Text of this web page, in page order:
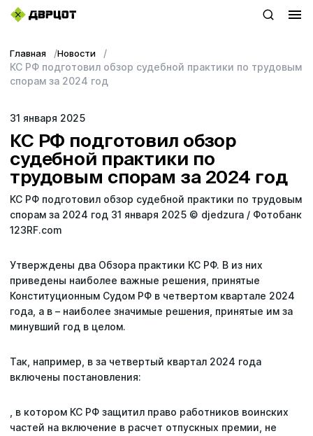
+7 (423) 22–44–333
Услуги
О компании
Топ-проекты
Новости
Репутация
Сотрудничество с ДВРЦОТ
Главная Новости
КС РФ подготовил обзор судебной практики по трудовым
спорам за 2024 год
31 января 2025
КС РФ подготовил обзор
судебной практики по
трудовым спорам за 2024 год
КС РФ подготовил обзор судебной практики по трудовым
спорам за 2024 год 31 января 2025 © djedzura / Фотобанк
123RF.com
Утверждены два Обзора практики КС РФ. В из них
приведены наиболее важные решения, принятые
Конституционным Судом РФ в четвертом квартале 2024
года, а в – наиболее значимые решения, принятые им за
минувший год в целом.
Так, например, в за четвертый квартал 2024 года
включены постановления:
, в котором КС РФ защитил право работников воинских
частей на включение в расчет отпускных премии, не